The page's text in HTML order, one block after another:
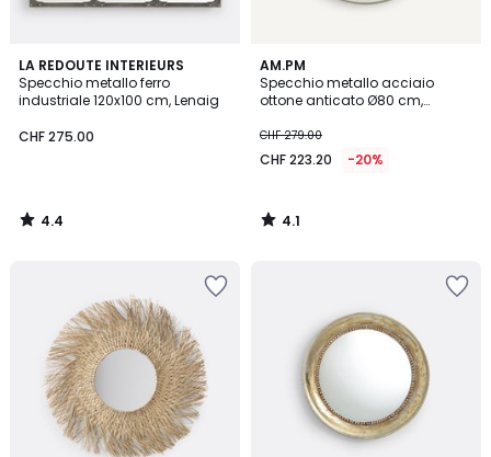
LA REDOUTE INTERIEURS
Specchio metallo ferro
industriale 120x100 cm, Lenaig
CHF 275.00
4.4
/ 5
4.4
/
AM.PM
Specchio metallo acciaio
ottone anticato Ø80 cm,
CHF 279.00
CHF 223.20 -20%
4.1
/ 5
4.1
/